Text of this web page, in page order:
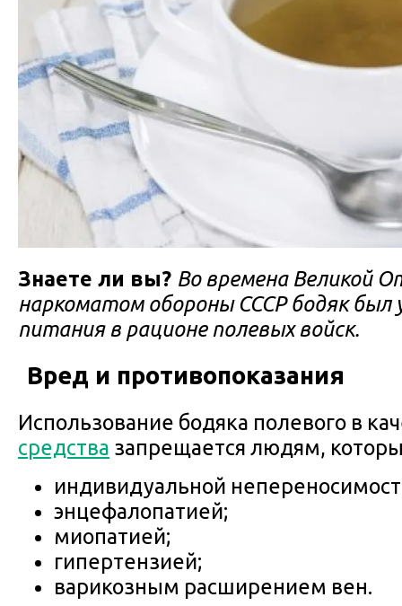
Знаете ли вы? Во времена Великой
наркоматом обороны СССР бодяк был
питания в рационе полевых войск.
Вред и противопоказания
Использование бодяка полевого в
средства запрещается людям,
индивидуальной
энцефалопатией;
миопатией;
гипертензией;
варикозным расширением вен.